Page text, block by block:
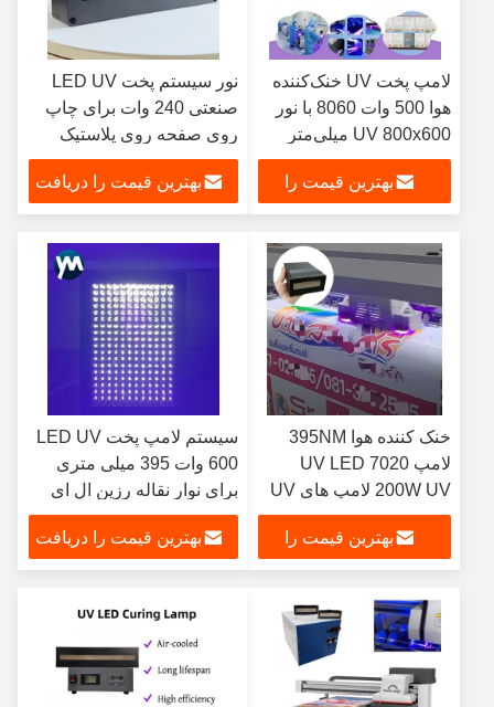
لامپ پخت UV خنک‌کننده
هوا 500 وات 8060 با نور
UV 800x600 میلی‌متر
برای دستگاه جوهر افشان
تسمه نقاله پرینتر فلت بد
بهترین قیمت را
نور سیستم پخت LED UV
صنعتی 240 وات برای چاپ
روی صفحه روی پلاستیک
جوهر چاپ صفحه
بهترین قیمت را دریافت
خنک کننده هوا 395NM
لامپ UV LED 7020
200W UV لامپ های UV
UV برای چاپگر Epson
I3200/XP600/TX800
بهترین قیمت را
سیستم لامپ پخت LED UV
600 وات 395 میلی متری
برای نوار نقاله رزین ال ای
دی با نوردهی پرینت دستگاه
چاپ پرینت یکپارچه اشعه
ماوراء بنفش
بهترین قیمت را دریافت